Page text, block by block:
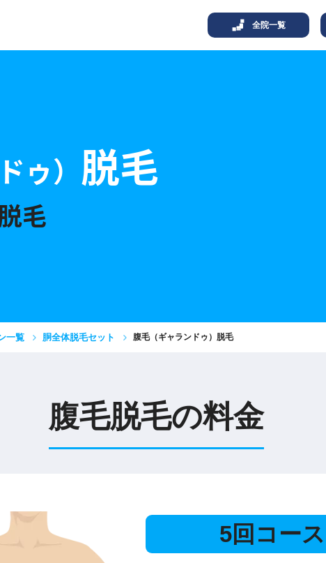
全院一覧
ゥ） 脱毛
毛
一覧 胴全体脱毛セット 腹毛（ギャランドゥ）脱毛
腹毛脱毛の料金
5回コース